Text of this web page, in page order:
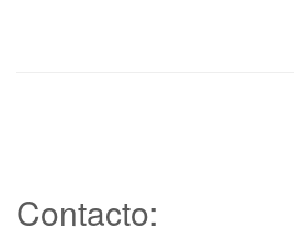
Contacto: